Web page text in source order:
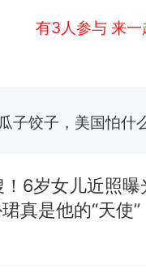
有3人参与 来一
子饺子，美国怕什
采菌偶然发现鸡枞
钓获鲨鱼徒手将其
6岁女儿近照
真是他的“天使”